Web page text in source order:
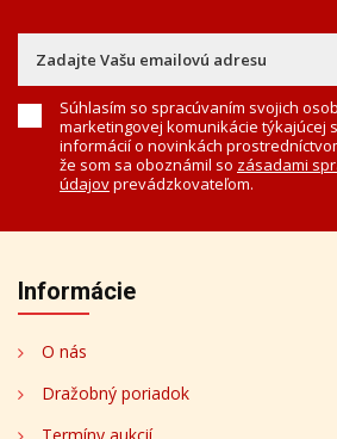
Súhlasím so spracúvaním svojich
marketingovej komunikácie týkajúcej
informácií o novinkách
že som sa oboznámil so zásadami
údajovprevádzkovateľom.
Informácie
O nás
Dražobný poriadok